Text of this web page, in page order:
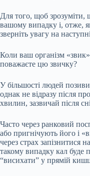
Для того, щоб
вашому випадку і, отже,
зверніть увагу на
Коли ваш організм «звик»
поважаєте цю звичку?
У більшості людей позиви
однак не відразу після
хвилин, зазвичай після
Часто через ранковий
або пригнічують його і
через страх запізнитися
такому випадку кал буде
“висихати” у прямій